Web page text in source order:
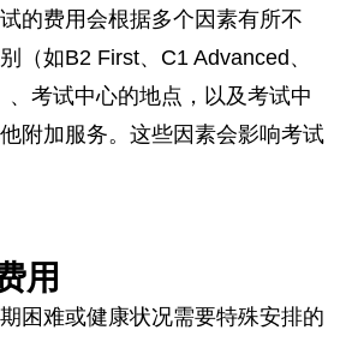
的费用会根据多个因素有所不
（如B2 First、C1 Advanced、
、考试中心的地点，以及考试中
附加服务。这些因素会影响考试
用
困难或健康状况需要特殊安排的